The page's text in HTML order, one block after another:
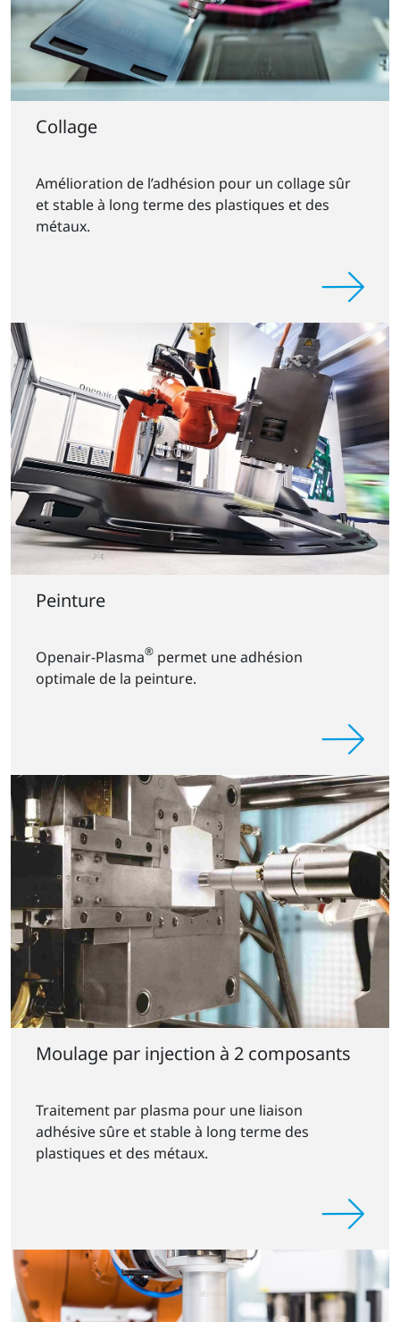
Collage
Amélioration de l’adhésion pour un collage sûr
et stable à long terme des plastiques et des
métaux.
Peinture
Openair-Plasma® permet une adhésion
optimale de la peinture.
Moulage par injection à 2 composants
Traitement par plasma pour une liaison
adhésive sûre et stable à long terme des
plastiques et des métaux.